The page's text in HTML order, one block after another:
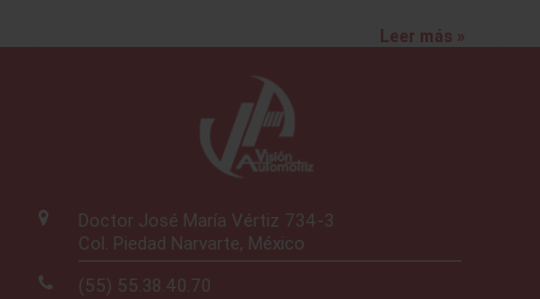
Leer más »
Doctor José María Vértiz 734-3
Col. Piedad Narvarte, México
(55) 55.38.40.70